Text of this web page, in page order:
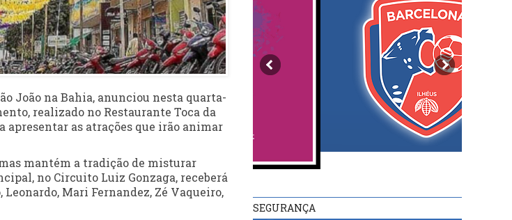
João na Bahia, anunciou nesta quarta-
realizado no Restaurante Toca da
apresentar as atrações que irão animar
mantém a tradição de misturar
no Circuito Luiz Gonzaga, receberá
Mari Fernandez, Zé Vaqueiro,
SEGURANÇA